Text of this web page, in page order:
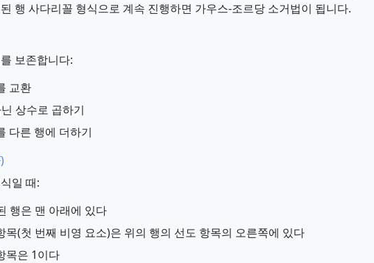
행 사다리꼴 형식으로 계속 진행하면 가우스-조르당 소거법이 됩니다.
보존합니다:
교환
상수로 곱하기
다른 행에 더하기
일 때:
행은 맨 아래에 있다
목(첫 번째 비영 요소)은 위의 행의 선도 항목의 오른쪽에 있다
목은 1이다